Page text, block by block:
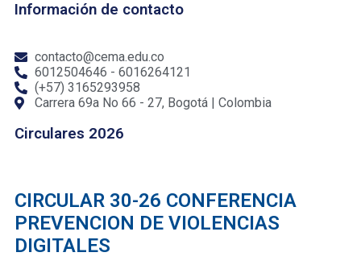
Información de contacto
contacto@cema.edu.co
6012504646 - 6016264121
(+57) 3165293958
Carrera 69a No 66 - 27, Bogotá | Colombia
Circulares 2026
CIRCULAR 30-26 CONFERENCIA
PREVENCION DE VIOLENCIAS
DIGITALES